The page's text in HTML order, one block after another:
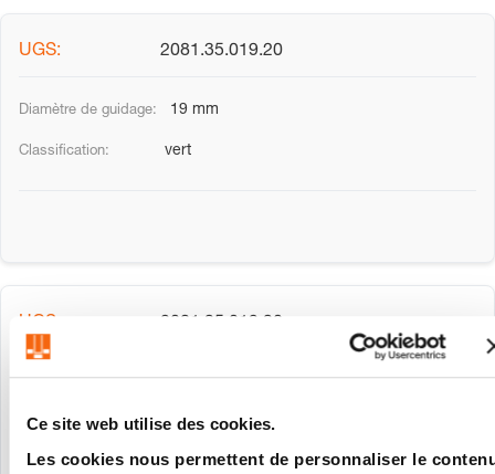
Ce site web utilise des cookies.
Les cookies nous permettent de personnaliser le
2081.35.019.20
19 mm
vert
19 mm
rouge